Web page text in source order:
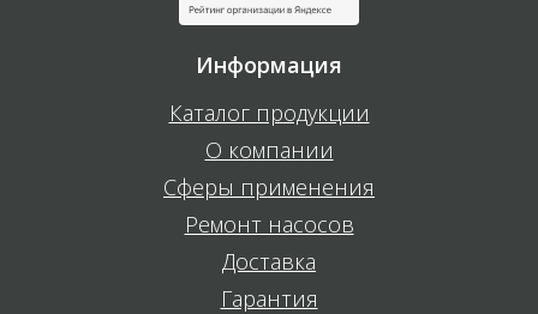
Информация
Каталог продукции
О компании
Сферы применения
Ремонт насосов
Доставка
Гарантия